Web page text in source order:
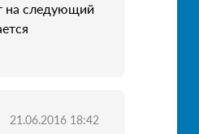
на следующий
21.06.2016 18:42